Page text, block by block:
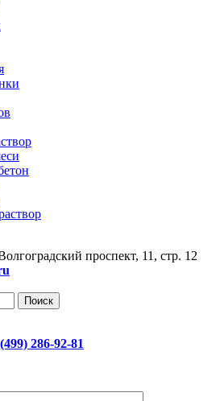
проспект, 11, стр. 12
Поиск
286-92-81